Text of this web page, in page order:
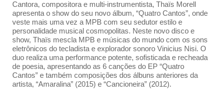
Cantora, compositora e multi-instrumentista, Thaïs Morell
apresenta o show do seu novo álbum, “Quatro Cantos”, onde
veste mais uma vez a MPB com seu sedutor estilo e
personalidade musical cosmopolitas. Neste novo disco e
show, Thaïs mescla MPB e músicas do mundo com os sons
eletrônicos do tecladista e explorador sonoro Vinicius Nisi. O
duo realiza uma performance potente, sofisticada e recheada
de poesia, apresentando as 6 canções do EP “Quatro
Cantos” e também composições dos álbuns anteriores da
artista, “Amaralina” (2015) e “Cancioneira” (2012).